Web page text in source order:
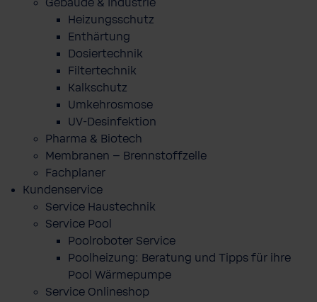
Gebäude & Industrie
Heizungsschutz
Enthärtung
Dosiertechnik
Filtertechnik
Kalkschutz
Umkehrosmose
UV-Desinfektion
Pharma & Biotech
Membranen – Brennstoffzelle
Fachplaner
Kundenservice
Service Haustechnik
Service Pool
Poolroboter Service
Poolheizung: Beratung und Tipps für ihre
Pool Wärmepumpe
Service Onlineshop